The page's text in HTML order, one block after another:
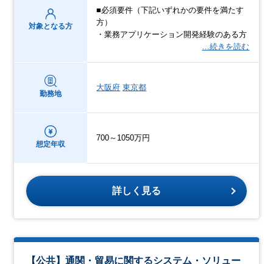
対象となる方
■必須要件（下記いずれかの要件を満たす
方）
・業務アプリケーション開発経験のある方
…続きを読む
勤務地
大阪府 東京都
想定年収
700～1050万円
詳しく見る
【公共】通関・貿易に関するシステム・ソリュー